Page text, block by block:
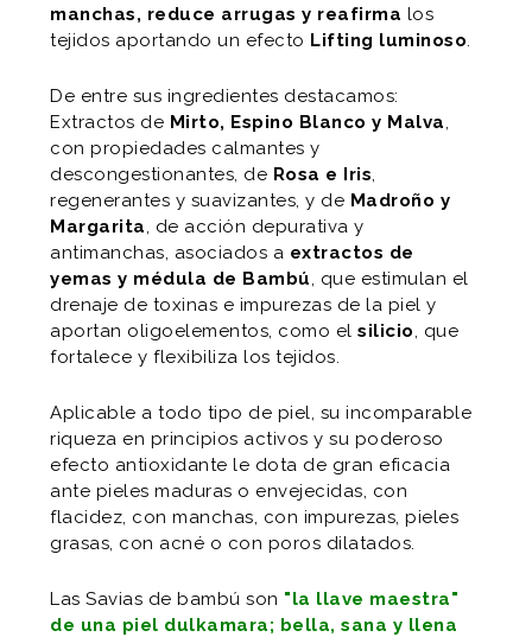
manchas, reduce arrugas y reafirma los
tejidos aportando un efecto Lifting luminoso.
De entre sus ingredientes destacamos:
Extractos de Mirto, Espino Blanco y Malva,
con propiedades calmantes y
descongestionantes, de Rosa e Iris,
regenerantes y suavizantes, y de Madroño y
Margarita, de acción depurativa y
antimanchas, asociados a extractos de
yemas y médula de Bambú, que estimulan el
drenaje de toxinas e impurezas de la piel y
aportan oligoelementos, como elsilicio, que
fortalece y flexibiliza los tejidos.
Aplicable a todo tipo de piel, su incomparable
riqueza en principios activos y su poderoso
efecto antioxidante le dota de gran eficacia
ante pieles maduras o envejecidas, con
flacidez, con manchas, con impurezas, pieles
grasas, con acné o con poros dilatados.
Las Savias de bambú son "la llave maestra"
de una piel dulkamara; bella, sana y llena